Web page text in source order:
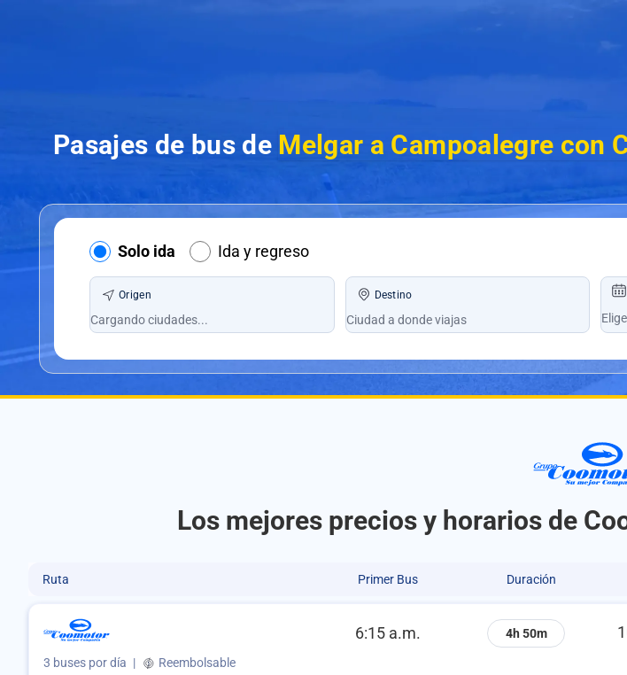
Pasajes de bus de Melgar a Campoalegre con
Solo ida Ida y regreso
Origen Destino
Los mejores precios y horarios de
Ruta Primer Bus Duración
6:15 a.m. 4h 50m
3 buses por día | Reembolsable